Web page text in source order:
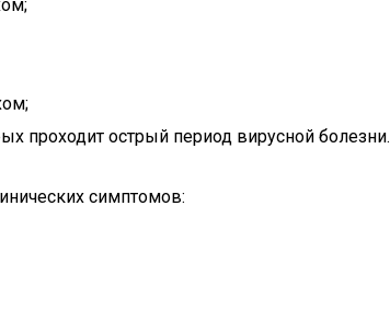
проходит острый период вирусной болезни.
симптомов: